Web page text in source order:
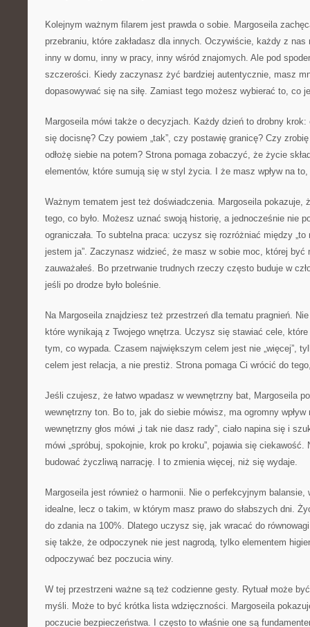
Kolejnym ważnym filarem jest prawda o sobie. Margoseila
przebraniu, które zakładasz dla innych. Oczywiście, każdy z nas
inny w domu, inny w pracy, inny wśród znajomych. Ale pod
szczerości. Kiedy zaczynasz żyć bardziej autentycznie, masz
dopasowywać się na siłę. Zamiast tego możesz wybierać to, co
Margoseila mówi także o decyzjach. Każdy dzień to drobny
się docisnę? Czy powiem „tak”, czy postawię granicę? Czy
odłożę siebie na potem? Strona pomaga zobaczyć, że życie
elementów, które sumują się w styl życia. I że masz wpływ na
Ważnym tematem jest też doświadczenia. Margoseila pokazuje,
tego, co było. Możesz uznać swoją historię, a jednocześnie nie
ograniczała. To subtelna praca: uczysz się rozróżniać między „to
jestem ja”. Zaczynasz widzieć, że masz w sobie moc, której być
zauważałeś. Bo przetrwanie trudnych rzeczy często buduje w
jeśli po drodze było boleśnie.
Na Margoseila znajdziesz też przestrzeń dla tematu pragnień.
które wynikają z Twojego wnętrza. Uczysz się stawiać cele,
tym, co wypada. Czasem największym celem jest nie „więcej”,
celem jest relacja, a nie prestiż. Strona pomaga Ci wrócić do
Jeśli czujesz, że łatwo wpadasz w wewnętrzny bat, Margoseila
wewnętrzny ton. Bo to, jak do siebie mówisz, ma ogromny wpływ
wewnętrzny głos mówi „i tak nie dasz rady”, ciało napina się i
mówi „spróbuj, spokojnie, krok po kroku”, pojawia się
budować życzliwą narrację. I to zmienia więcej, niż się wydaje.
Margoseila jest również o harmonii. Nie o perfekcyjnym
idealne, lecz o takim, w którym masz prawo do słabszych dni.
do zdania na 100%. Dlatego uczysz się, jak wracać do
się także, że odpoczynek nie jest nagrodą, tylko elementem
odpoczywać bez poczucia winy.
W tej przestrzeni ważne są też codzienne gesty. Rytuał może
myśli. Może to być krótka lista wdzięczności. Margoseila
poczucie bezpieczeństwa. I często to właśnie one są